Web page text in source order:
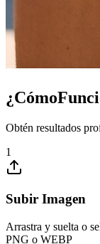
¿Cómo
Obtén resultados
1
Subir Imagen
Arrastra y suelta o
PNG o WEBP